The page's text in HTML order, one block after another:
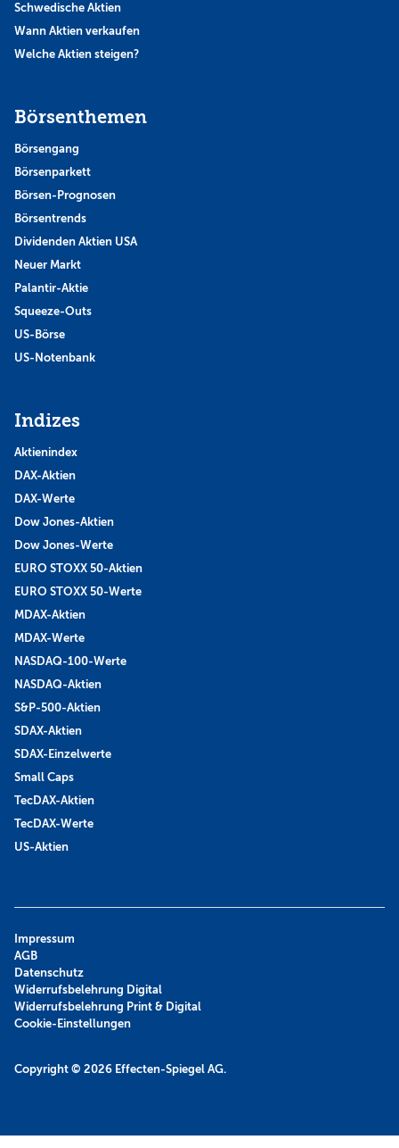
Schwedische Aktien
Wann Aktien verkaufen
Welche Aktien steigen?
Börsenthemen
Börsengang
Börsenparkett
Börsen-Prognosen
Börsentrends
Dividenden Aktien USA
Neuer Markt
Palantir-Aktie
Squeeze-Outs
US-Börse
US-Notenbank
Indizes
Aktienindex
DAX-Aktien
DAX-Werte
Dow Jones-Aktien
Dow Jones-Werte
EURO STOXX 50-Aktien
EURO STOXX 50-Werte
MDAX-Aktien
MDAX-Werte
NASDAQ-100-Werte
NASDAQ-Aktien
S&P-500-Aktien
SDAX-Aktien
SDAX-Einzelwerte
Small Caps
TecDAX-Aktien
TecDAX-Werte
US-Aktien
Copyright © 2026 Effecten-Spiegel AG.
Impressum
AGB
Datenschutz
Widerrufsbelehrung Digital
Widerrufsbelehrung Print & Digital
Cookie-Einstellungen